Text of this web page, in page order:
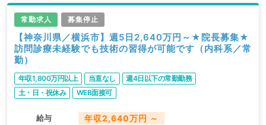
常勤求人 募集停止
【神奈川県／横浜市】週5日2,640万円～★院長募集★
訪問診療未経験でも技術の習得が可能です（内科系／常
勤）
年収1,800万円以上 当直なし
週4日以下の常勤勤務
土・日・祝休み
WEB面接可
給与 年収2,640万円 ～